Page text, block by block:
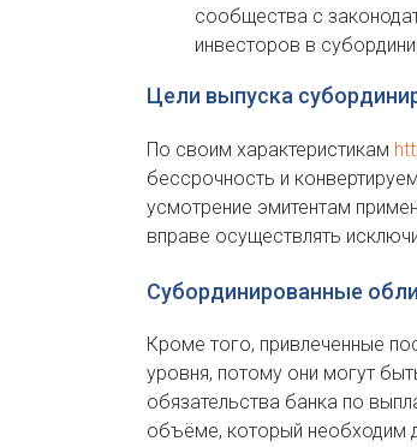
сообщества с
инвесторов в
Цели выпуска
По своим характеристикам
бессрочность и
усмотрение эмитентам
вправе осуществлять
Субординированные
Кроме того, привлеченные
уровня, потому они могут
обязательства банка по
объёме, который необходим